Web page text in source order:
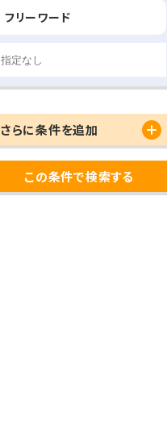
フリーワード
さらに条件を追加
この条件で検索する